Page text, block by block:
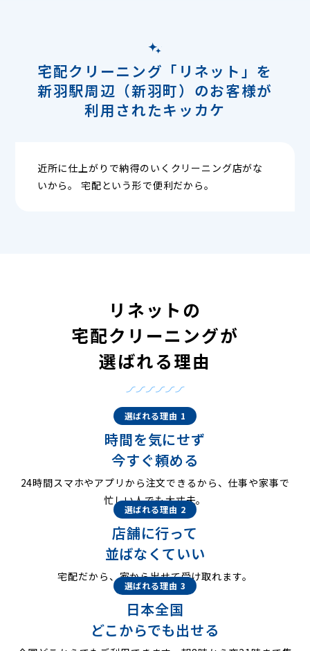
宅配クリーニング「リネット」を
新羽駅周辺（新羽町）のお客様が
利用されたキッカケ
近所に仕上がりで納得のいくクリーニング店がな
いから。 宅配という形で便利だから。
リネットの
宅配クリーニングが
選ばれる理由
選ばれる理由 1
時間を気にせず
今すぐ頼める
24時間スマホやアプリから注文できるから、仕事や家事で
忙しい人でも大丈夫。
選ばれる理由 2
店舗に行って
並ばなくていい
宅配だから、家から出せて受け取れます。
選ばれる理由 3
日本全国
どこからでも出せる